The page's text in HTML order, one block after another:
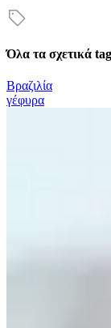
Όλα τα σχετικά
Βραζιλία
γέφυρα